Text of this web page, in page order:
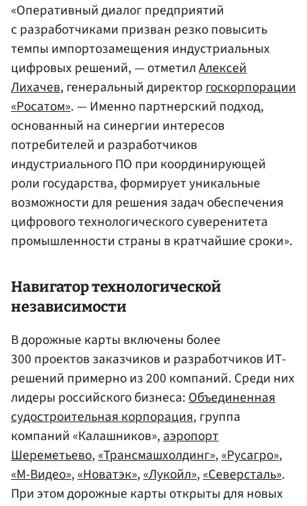
«Оперативный диалог предприятий
с разработчиками призван резко повысить
темпы импортозамещения индустриальных
цифровых решений, — отметилАлексей
Лихачев, генеральный директоргоскорпорации
«Росатом». — Именно партнерский подход,
основанный на синергии интересов
потребителей и разработчиков
индустриального ПО при координирующей
роли государства, формирует уникальные
возможности для решения задач обеспечения
цифрового технологического суверенитета
промышленности страны в кратчайшие сроки».
Навигатор технологической
независимости
В дорожные карты включены более
300 проектов заказчиков и разработчиков ИТ-
решений примерно из 200 компаний. Среди них
лидеры российского бизнеса:Объединенная
судостроительная корпорация, группа
компаний «Калашников»,аэропорт
Шереметьево,«Трансмашхолдинг»,«Русагро»,
«М-Видео»,«Новатэк»,«Лукойл»,«Северсталь».
При этом дорожные карты открыты для новых